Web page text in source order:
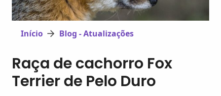
Início Blog - Atualizações
Raça de cachorro Fox
Terrier de Pelo Duro